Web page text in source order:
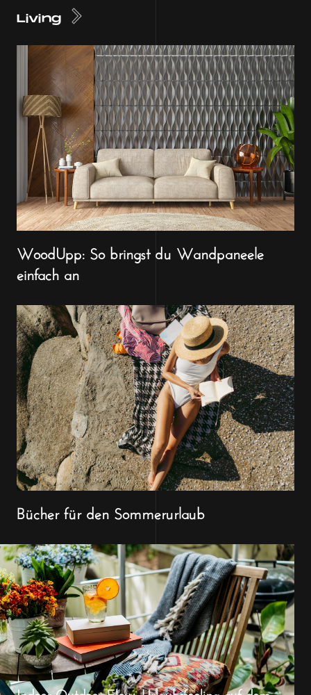
Living
WoodUpp: So bringst du Wandpaneele
einfach an
Bücher für den Sommerurlaub